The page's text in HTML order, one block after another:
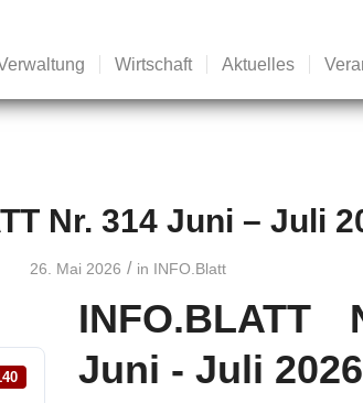
Wirtschaft Aktuelles
Nr. 314 Juni – Juli
26. Mai 2026 / in INFO.Blatt
INFO.BLATT
Juni - Juli 2026